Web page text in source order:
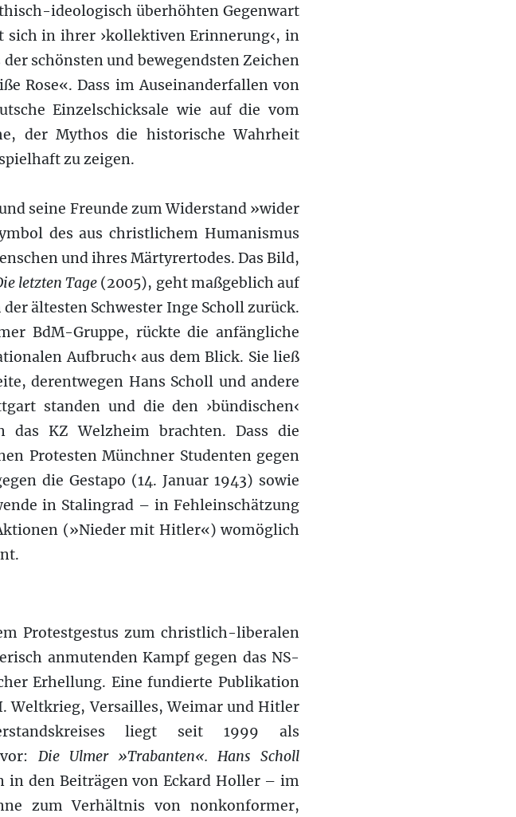
ideologisch überhöhten Gegenwart
in ihrer ›kollektiven Erinnerung‹, in
schönsten und bewegendsten Zeichen
Rose«. Dass im Auseinanderfallen von
Einzelschicksale wie auf die vom
der Mythos die historische Wahrheit
zu zeigen.
seine Freunde zum Widerstand »wider
des aus christlichem Humanismus
und ihres Märtyrertodes. Das Bild,
letzten Tage (2005), geht maßgeblich auf
ältesten Schwester Inge Scholl zurück.
BdM-Gruppe, rückte die anfängliche
Aufbruch‹ aus dem Blick. Sie ließ
derentwegen Hans Scholl und andere
standen und die den ›bündischen‹
KZ Welzheim brachten. Dass die
Protesten Münchner Studenten gegen
die Gestapo (14. Januar 1943) sowie
in Stalingrad – in Fehleinschätzung
(»Nieder mit Hitler«) womöglich
Protestgestus zum christlich-liberalen
anmutenden Kampf gegen das NS-
Erhellung. Eine fundierte Publikation
Weltkrieg, Versailles, Weimar und Hitler
liegt seit 1999 als
Die Ulmer »Trabanten«. Hans Scholl
in den Beiträgen von Eckard Holler – im
zum Verhältnis von nonkonformer,